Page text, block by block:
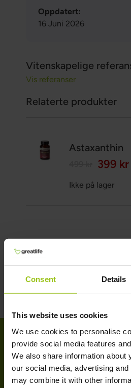
Consent Details
This website uses cookies
We use cookies to personalise
provide social media features
We also share information about
our social media, advertising
may combine it with other
Oppdatert:
16 Juni 2026
Vitenskapelige
Vis referanser
Relaterte produkter
Astaxanthin
399 kr
Ikke på lager
KUNDESERVICE
Kundeservice